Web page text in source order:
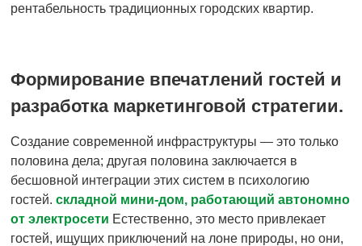
рентабельность традиционных городских квартир.
Формирование впечатлений гостей и
разработка маркетинговой стратегии.
Создание современной инфраструктуры — это только
половина дела; другая половина заключается в
бесшовной интеграции этих систем в психологию
гостей.складной мини-дом, работающий автономно
от электросети Естественно, это место привлекает
гостей, ищущих приключений на лоне природы, но они,